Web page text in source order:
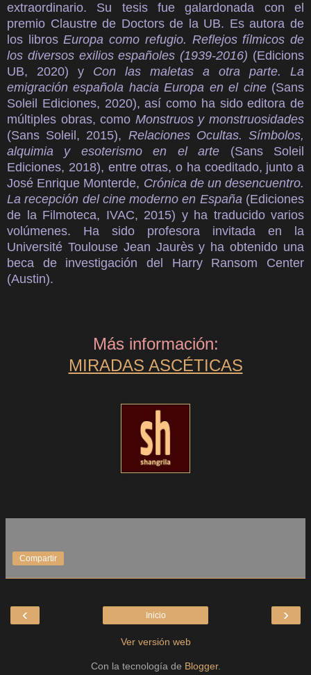
extraordinario. Su tesis fue galardonada con el
premio Claustre de Doctors de la UB. Es autora de
los librosEuropa como refugio. Reflejos fílmicos de
los diversos exilios españoles (1939-2016) (Edicions
UB, 2020) y Con las maletas a otra parte. La
emigración española hacia Europa en el cine(Sans
Soleil Ediciones, 2020), así como ha sido editora de
múltiples obras, como Monstruos y monstruosidades
(Sans Soleil, 2015), Relaciones Ocultas. Símbolos,
alquimia y esoterismo en el arte (Sans Soleil
Ediciones, 2018), entre otras, o ha coeditado, junto a
José Enrique Monterde, Crónica de un desencuentro.
La recepción del cine moderno en España(Ediciones
de la Filmoteca, IVAC, 2015) y ha traducido varios
volúmenes. Ha sido profesora invitada en la
Université Toulouse Jean Jaurès y ha obtenido una
beca de investigación del Harry Ransom Center
(Austin).
Más información:
MIRADAS ASCÉTICAS
Compartir
‹ ›
Inicio
Ver versión web
Con la tecnología de Blogger.